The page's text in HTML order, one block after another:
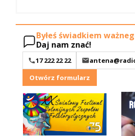
Byłeś świadkiem
Daj nam znać!
17 222 22 22
Otwórz formularz